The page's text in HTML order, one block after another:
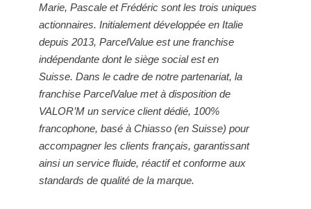
Marie, Pascale et Frédéric sont les trois uniques
actionnaires. Initialement développée en Italie
depuis 2013, ParcelValue est une franchise
indépendante dont le siège social est en
Suisse. Dans le cadre de notre partenariat, la
franchise ParcelValue met à disposition de
VALOR’M un service client dédié, 100%
francophone, basé à Chiasso (en Suisse) pour
accompagner les clients français, garantissant
ainsi un service fluide, réactif et conforme aux
standards de qualité de la marque.